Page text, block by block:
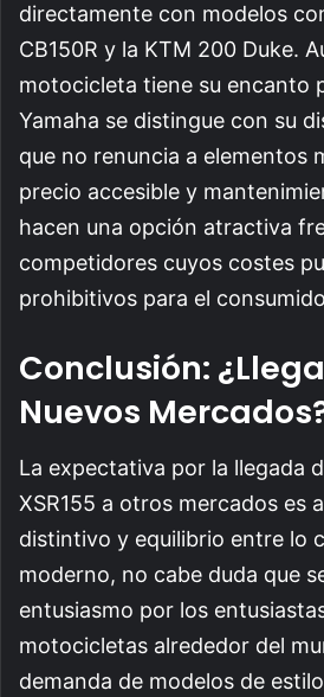
directamente con modelos
CB150R y la KTM 200 Duke.
motocicleta tiene su encanto
Yamaha se distingue con su
que no renuncia a elementos
precio accesible y
hacen una opción atractiva
competidores cuyos costes
prohibitivos para el
Conclusión:
Nuevos
La expectativa por la llegada
XSR155 a otros mercados es
distintivo y equilibrio entre lo
moderno, no cabe duda que
entusiasmo por los
motocicletas alrededor del
demanda de modelos de